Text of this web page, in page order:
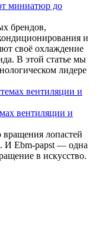
миниатюр до
брендов,
и
своё охлаждение
В этой статье мы
лидере
вентиляции и
вращения лопастей
И Ebm-papst — одна
в искусство.